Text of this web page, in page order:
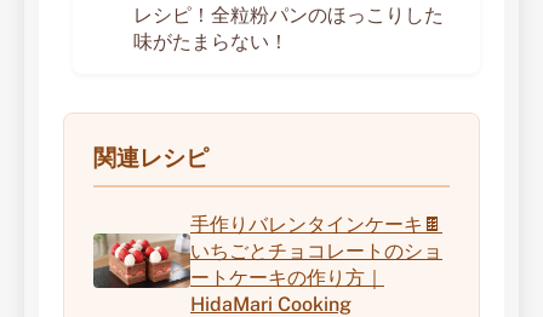
レシピ！全粒粉パンのほっこりした
味がたまらない！
関連レシピ
手作りバレンタインケーキ🍫
いちごとチョコレートのショ
ートケーキの作り方｜
HidaMari Cooking